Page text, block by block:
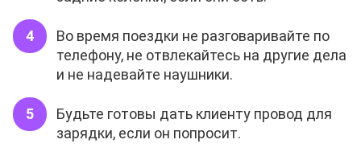
Во время поездки не разговаривайте по
телефону, не отвлекайтесь на другие дела
и не надевайте наушники.
Будьте готовы дать клиенту провод для
зарядки, если он попросит.